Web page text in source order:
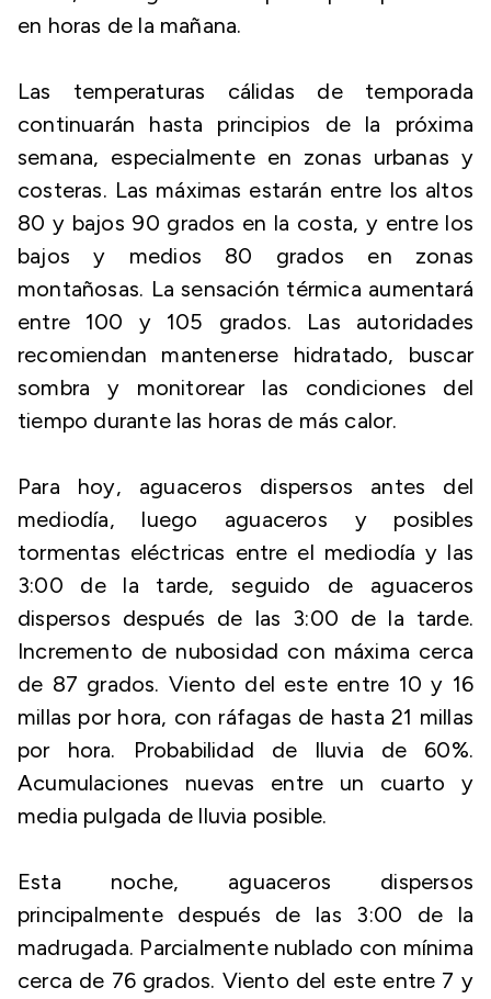
en horas de la mañana.
Las temperaturas cálidas de temporada
continuarán hasta principios de la próxima
semana, especialmente en zonas urbanas y
costeras. Las máximas estarán entre los altos
80 y bajos 90 grados en la costa, y entre los
bajos y medios 80 grados en zonas
montañosas. La sensación térmica aumentará
entre 100 y 105 grados. Las autoridades
recomiendan mantenerse hidratado, buscar
sombra y monitorear las condiciones del
tiempo durante las horas de más calor.
Para hoy, aguaceros dispersos antes del
mediodía, luego aguaceros y posibles
tormentas eléctricas entre el mediodía y las
3:00 de la tarde, seguido de aguaceros
dispersos después de las 3:00 de la tarde.
Incremento de nubosidad con máxima cerca
de 87 grados. Viento del este entre 10 y 16
millas por hora, con ráfagas de hasta 21 millas
por hora. Probabilidad de lluvia de 60%.
Acumulaciones nuevas entre un cuarto y
media pulgada de lluvia posible.
Esta noche, aguaceros dispersos
principalmente después de las 3:00 de la
madrugada. Parcialmente nublado con mínima
cerca de 76 grados. Viento del este entre 7 y